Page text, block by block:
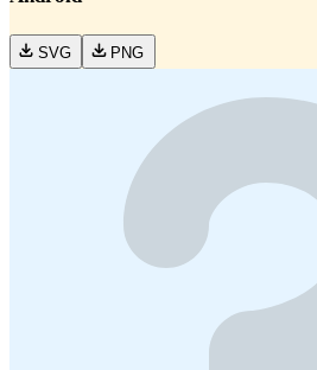
SVG PNG